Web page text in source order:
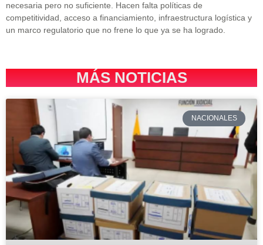
necesaria pero no suficiente. Hacen falta políticas de
competitividad, acceso a financiamiento, infraestructura logística y
un marco regulatorio que no frene lo que ya se ha logrado.
MÁS NOTICIAS
NACIONALES